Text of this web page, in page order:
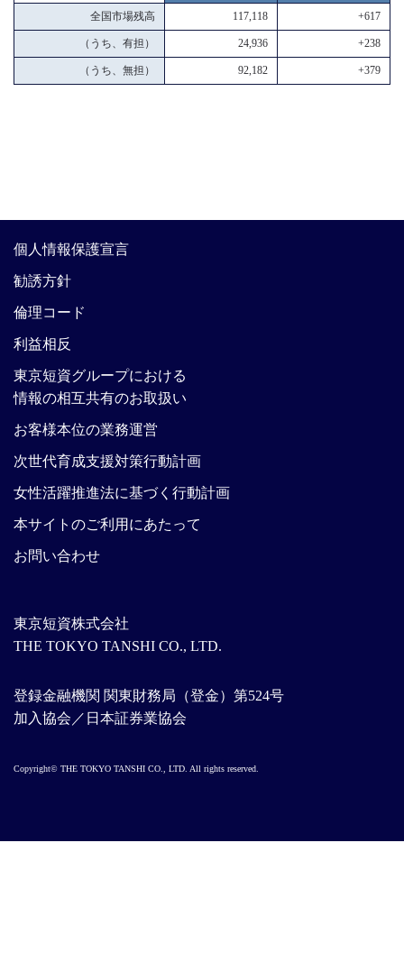
全国市場残高 117,118 +617
（うち、有担） 24,936 +238
（うち、無担） 92,182 +379
東京短資株式会社
THE TOKYO TANSHI CO., LTD.
登録金融機関 関東財務局（登金）第524号
加入協会／日本証券業協会
個人情報保護宣言
勧誘方針
倫理コード
利益相反
東京短資グループにおける
情報の相互共有のお取扱い
お客様本位の業務運営
次世代育成支援対策行動計画
女性活躍推進法に基づく行動計画
本サイトのご利用にあたって
お問い合わせ
Copyright© THE TOKYO TANSHI CO., LTD. All rights reserved.